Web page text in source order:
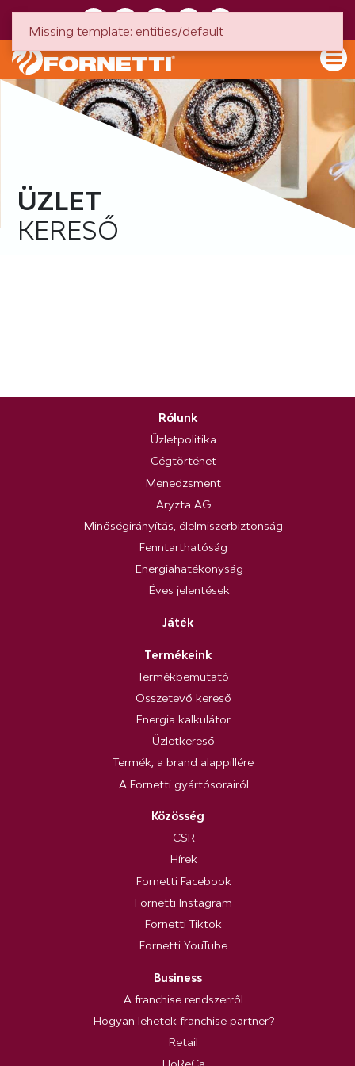
ÜZLET
KERESŐ
Rólunk
Üzletpolitika
Cégtörténet
Menedzsment
Aryzta AG
Minőségirányítás, élelmiszerbiztonság
Fenntarthatóság
Energiahatékonyság
Éves jelentések
Játék
Termékeink
Termékbemutató
Összetevő kereső
Energia kalkulátor
Üzletkereső
Termék, a brand alappillére
A Fornetti gyártósorairól
Közösség
CSR
Hírek
Fornetti Facebook
Fornetti Instagram
Fornetti Tiktok
Fornetti YouTube
Business
A franchise rendszerről
Hogyan lehetek franchise partner?
Retail
Missing template: entities/default